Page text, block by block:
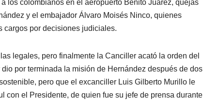
los colombianos en el aeropuerto Benito Juárez, quejas
y el embajador Álvaro Moisés Ninco, quienes
cargos por decisiones judiciales.
legales, pero finalmente la Canciller acató la orden del
por terminada la misión de Hernández después de dos
pero que el excanciller Luis Gilberto Murillo le
con el Presidente, de quien fue su jefe de prensa durante